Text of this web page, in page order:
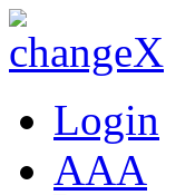
Login
AAA